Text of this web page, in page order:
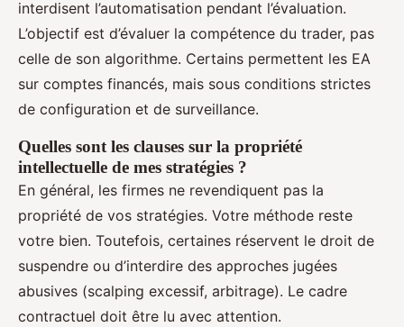
interdisent l’automatisation pendant l’évaluation.
L’objectif est d’évaluer la compétence du trader, pas
celle de son algorithme. Certains permettent les EA
sur comptes financés, mais sous conditions strictes
de configuration et de surveillance.
Quelles sont les clauses sur la propriété
intellectuelle de mes stratégies ?
En général, les firmes ne revendiquent pas la
propriété de vos stratégies. Votre méthode reste
votre bien. Toutefois, certaines réservent le droit de
suspendre ou d’interdire des approches jugées
abusives (scalping excessif, arbitrage). Le cadre
contractuel doit être lu avec attention.